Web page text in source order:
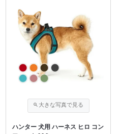
ハンター 犬用 ハーネス ヒロ コン